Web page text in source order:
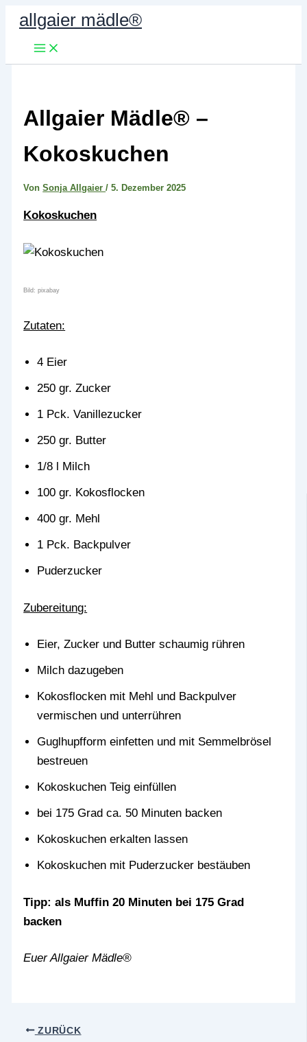
Zum
Inhalt
springen
allgaier mädle®
Allgaier Mädle® –
Kokoskuchen
VonSonja Allgaier/5. Dezember 2025
Kokoskuchen
Bild: pixabay
Zutaten:
4 Eier
250 gr. Zucker
1 Pck. Vanillezucker
250 gr. Butter
1/8 l Milch
100 gr. Kokosflocken
400 gr. Mehl
1 Pck. Backpulver
Puderzucker
Zubereitung:
Eier, Zucker und Butter schaumig rühren
Milch dazugeben
Kokosflocken mit Mehl und Backpulver
vermischen und unterrühren
Guglhupfform einfetten und mit Semmelbrösel
bestreuen
Kokoskuchen Teig einfüllen
bei 175 Grad ca. 50 Minuten backen
Kokoskuchen erkalten lassen
Kokoskuchen mit Puderzucker bestäuben
Tipp: als Muffin 20 Minuten bei 175 Grad
backen
Euer Allgaier Mädle®
ZURÜCK